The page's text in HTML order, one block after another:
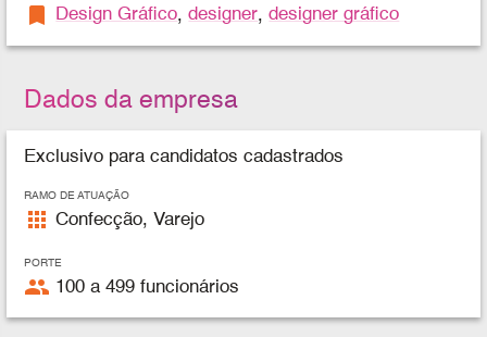
bookmark Design Gráfico,designer,designer gráfico
Dados da empresa
Exclusivo para candidatos cadastrados
RAMO DE ATUAÇÃO
apps Confecção, Varejo
PORTE
people 100 a 499 funcionários